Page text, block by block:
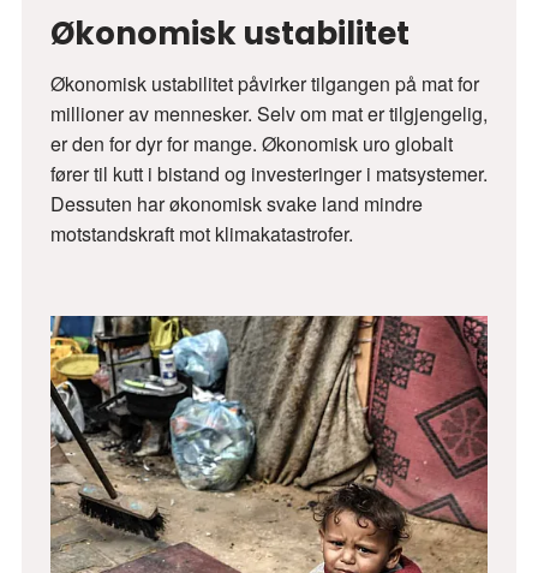
Økonomisk ustabilitet
Økonomisk ustabilitet påvirker tilgangen på mat for
millioner av mennesker. Selv om mat er tilgjengelig,
er den for dyr for mange. Økonomisk uro globalt
fører til kutt i bistand og investeringer i matsystemer.
Dessuten har økonomisk svake land mindre
motstandskraft mot klimakatastrofer.